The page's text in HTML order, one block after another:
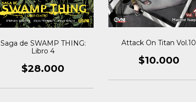
Saga de SWAMP THING:
Libro 4
$28.000
Attack On Titan Vol.10
$10.000